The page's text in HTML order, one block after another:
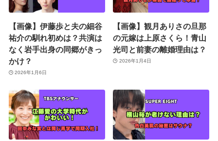
【画像】伊藤歩と夫の細谷
祐介の馴れ初めは？共演は
なく岩手出身の同郷がきっ
かけ？
2026年1月6日
【画像】観月ありさの旦那
の元嫁は上原さくら！青山
光司と前妻の離婚理由は？
2026年1月4日